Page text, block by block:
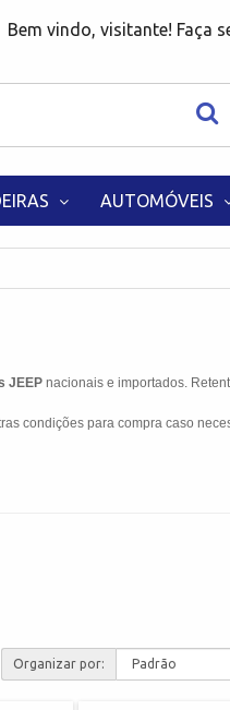
Bem vindo, visitante! Faça
AUTOMÓVEIS
JEEP nacionais e importados.
condições para compra caso
Organizar por: